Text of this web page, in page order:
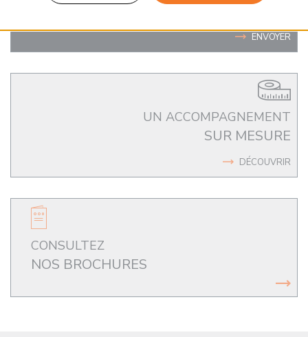
SUR-MESURE
ENVOYER
UN ACCOMPAGNEMENT
SUR MESURE
DÉCOUVRIR
CONSULTEZ
NOS BROCHURES